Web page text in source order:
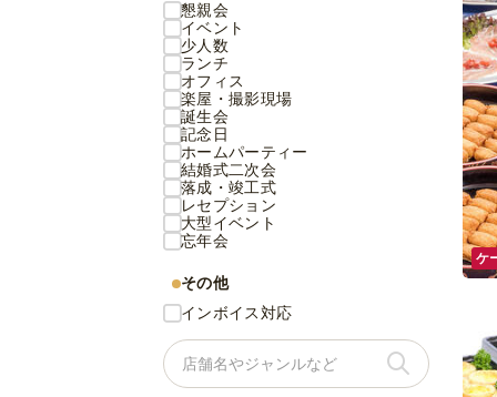
ケ
懇親会
イベント
少人数
ランチ
オフィス
楽屋・撮影現場
誕生会
記念日
ホームパーティー
結婚式二次会
落成・竣工式
レセプション
大型イベント
忘年会
その他
インボイス対応